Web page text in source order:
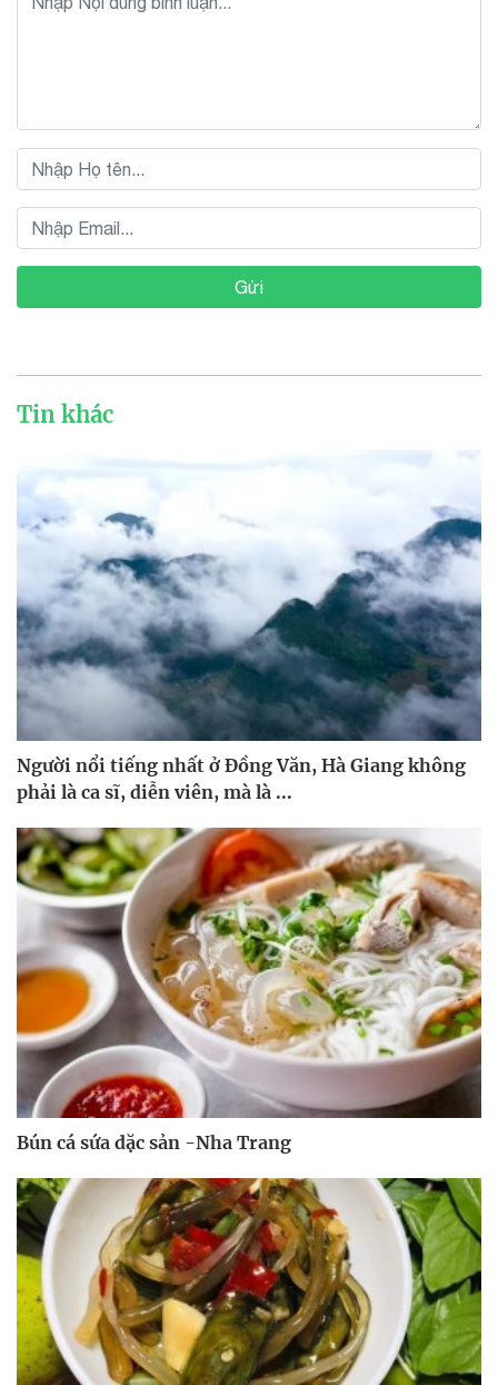
Gửi
Tin khác
Người nổi tiếng nhất ở Đồng Văn, Hà Giang không
phải là ca sĩ, diễn viên, mà là ...
Bún cá sứa dặc sản -Nha Trang